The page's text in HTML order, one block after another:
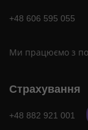
+48 606 595 055
Ми працюємо з
Страхування
+48 882 921 001